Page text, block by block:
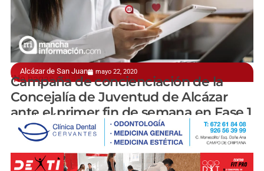
Alcázar de San Juan mayo 22, 2020
"No hagas de la fase 1, un desfase"
Campaña de concienciación de la
Concejalía de Juventud de Alcázar
ante el primer fin de semana en Fase 1
manchainformacion.com